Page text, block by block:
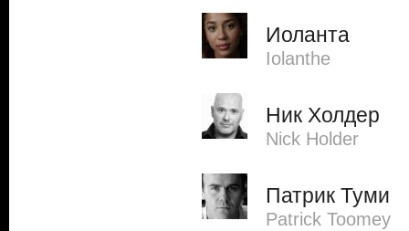
Иоланта
Iolanthe
Ник Холдер
Nick Holder
Патрик Туми
Patrick Toomey